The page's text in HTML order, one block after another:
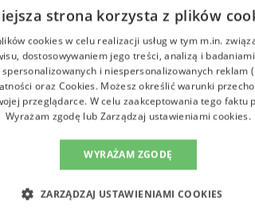
strona korzysta z plików
cookies w celu realizacji usług w tym m.in.
dostosowywaniem jego treści, analizą i
i niespersonalizowanych reklam
oraz Cookies. Możesz określić warunki
przeglądarce. W celu zaakceptowania tego faktu
Wyrażam zgodę lub Zarządzaj ustawieniami cookies.
WYRAŻAM ZGODĘ
ZARZĄDZAJ USTAWIENIAMI COOKIES